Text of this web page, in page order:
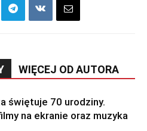
WIĘCEJ OD AUTORA
świętuje 70 urodziny.
na ekranie oraz muzyka